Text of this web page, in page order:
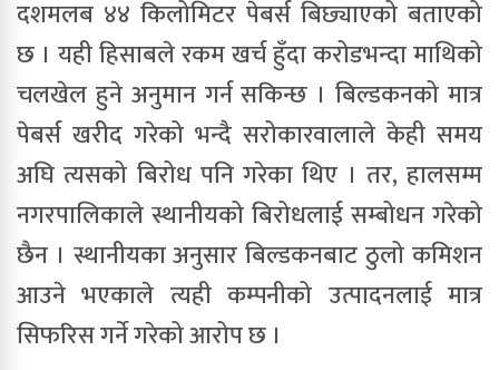
दशमलब ४४ किलोमिटर पेबर्स बिछ्याएको बताएको
छ । यही हिसाबले रकम खर्च हुँदा करोडभन्दा माथिको
चलखेल हुने अनुमान गर्न सकिन्छ । बिल्डकनको मात्र
पेबर्स खरीद गरेको भन्दै सरोकारवालाले केही समय
अघि त्यसको बिरोध पनि गरेका थिए । तर, हालसम्म
नगरपालिकाले स्थानीयको बिरोधलाई सम्बोधन गरेको
छैन । स्थानीयका अनुसार बिल्डकनबाट ठुलो कमिशन
आउने भएकाले त्यही कम्पनीको उत्पादनलाई मात्र
सिफरिस गर्ने गरेको आरोप छ ।